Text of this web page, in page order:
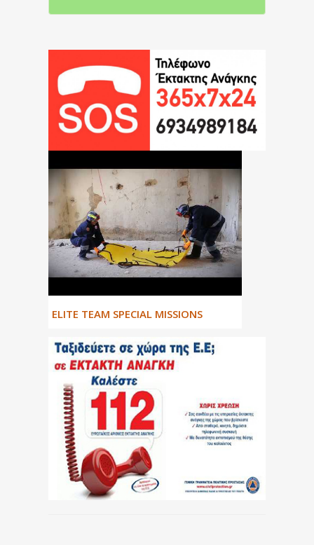
ΕLITE TEAM SPECIAL MISSIONS